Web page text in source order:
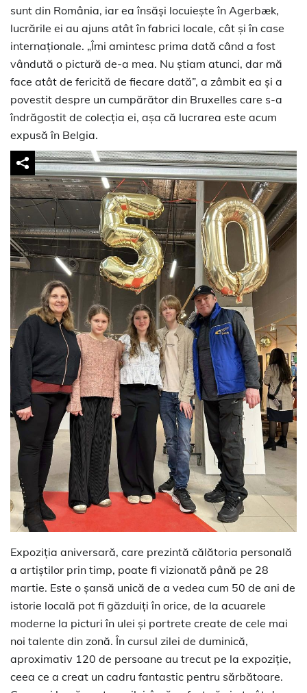
sunt din România, iar ea însăși locuiește în Agerbæk,
lucrările ei au ajuns atât în ​​fabrici locale, cât și în case
internaționale. „Îmi amintesc prima dată când a fost
vândută o pictură de-a mea. Nu știam atunci, dar mă
face atât de fericită de fiecare dată”, a zâmbit ea și a
povestit despre un cumpărător din Bruxelles care s-a
îndrăgostit de colecția ei, așa că lucrarea este acum
expusă în Belgia.
Expoziția aniversară, care prezintă călătoria personală
a artiștilor prin timp, poate fi vizionată până pe 28
martie. Este o șansă unică de a vedea cum 50 de ani de
istorie locală pot fi găzduiți în orice, de la acuarele
moderne la picturi în ulei și portrete create de cele mai
noi talente din zonă. În cursul zilei de duminică,
aproximativ 120 de persoane au trecut pe la expoziție,
ceea ce a creat un cadru fantastic pentru sărbătoare.